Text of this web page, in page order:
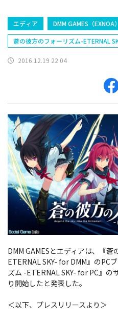
エディア
DMM GAMES（EXNOA）
蒼の彼方のフォーリズム-ETERNAL
2016.12.19 22:04
DMM GAMESとエディアは、『
ETERNAL SKY- for DMM』のPC
ズム -ETERNAL SKY- for PC』の
り開始したと発表した。
＜以下、プレスリリースより＞